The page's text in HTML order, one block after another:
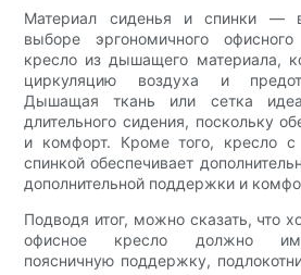
Материал сиденья и спинки —
выборе эргономичного
кресло из дышащего материала,
циркуляцию воздуха и
Дышащая ткань или сетка
длительного сидения, поскольку
и комфорт. Кроме того, кресло
спинкой обеспечивает
дополнительной поддержки и
Подводя итог, можно сказать, что
офисное кресло должно
поясничную поддержку,